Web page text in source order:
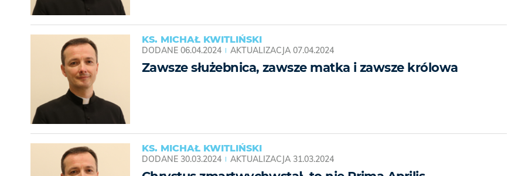
KS. MICHAŁ KWITLIŃSKI
DODANE 06.04.2024 AKTUALIZACJA 07.04.2024
Zawsze służebnica, zawsze matka i zawsze królowa
KS. MICHAŁ KWITLIŃSKI
DODANE 30.03.2024 AKTUALIZACJA 31.03.2024